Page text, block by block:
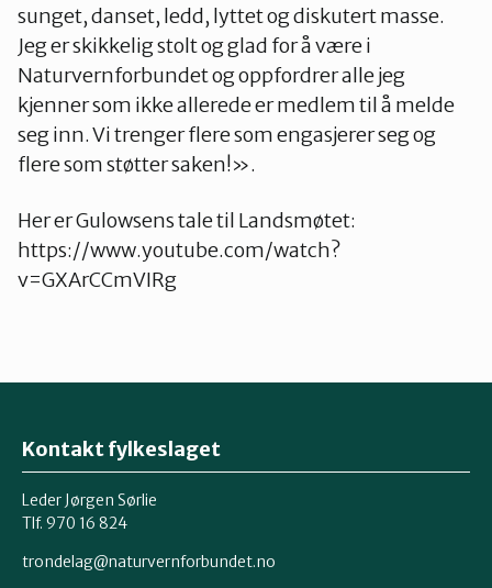
sunget, danset, ledd, lyttet og diskutert masse.
Jeg er skikkelig stolt og glad for å være i
Naturvernforbundet og oppfordrer alle jeg
kjenner som ikke allerede er medlem til å melde
seg inn. Vi trenger flere som engasjerer seg og
flere som støtter saken!».
Her er Gulowsens tale til Landsmøtet:
https://www.youtube.com/watch?
v=GXArCCmVIRg
Kontakt fylkeslaget
Leder Jørgen Sørlie
Tlf. 970 16 824
trondelag@naturvernforbundet.no